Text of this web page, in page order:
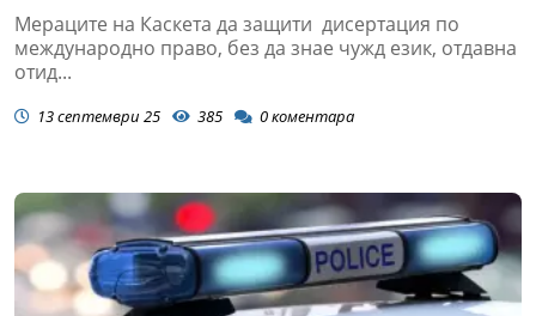
Мераците на Каскета да защити дисертация по
международно право, без да знае чужд език, отдавна
отид...
13 септември 25 385 0коментара